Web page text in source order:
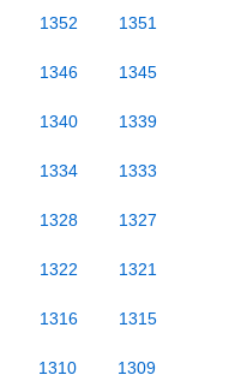
1352 1351
1346 1345
1340 1339
1334 1333
1328 1327
1322 1321
1316 1315
1310 1309